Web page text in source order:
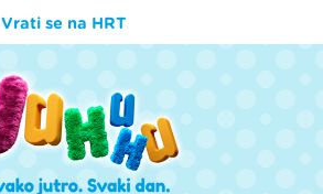
Vrati se na HRT